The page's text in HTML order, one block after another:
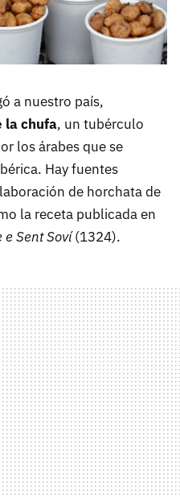
a nuestro país,
la chufa, un tubérculo
los árabes que se
Hay fuentes
de horchata de
la receta publicada en
e Sent Soví(1324).